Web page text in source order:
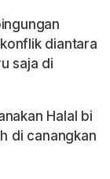
diantara
saja di
Halal bi
di canangkan